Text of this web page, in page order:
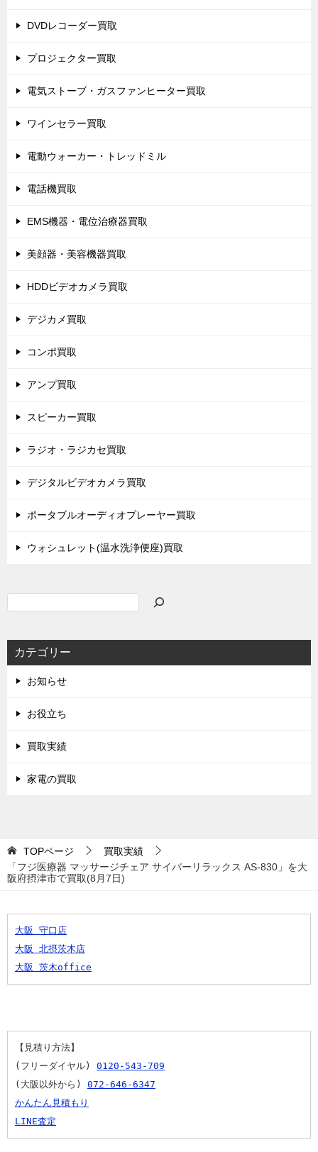
DVDレコーダー買取
プロジェクター買取
電気ストーブ・ガスファンヒーター買取
ワインセラー買取
電動ウォーカー・トレッドミル
電話機買取
EMS機器・電位治療器買取
美顔器・美容機器買取
HDDビデオカメラ買取
デジカメ買取
コンポ買取
アンプ買取
スピーカー買取
ラジオ・ラジカセ買取
デジタルビデオカメラ買取
ポータブルオーディオプレーヤー買取
ウォシュレット(温水洗浄便座)買取
カテゴリー
お知らせ
お役立ち
買取実績
家電の買取
TOPページ
買取実績
「フジ医療器 マッサージチェア サイバーリラックス AS-830」を大
阪府摂津市で買取(8月7日)
大阪 守口店
大阪 北摂茨木店
大阪 茨木office
【見積り方法】
(フリーダイヤル) 0120-543-709
(大阪以外から) 072-646-6347
かんたん見積もり
LINE査定